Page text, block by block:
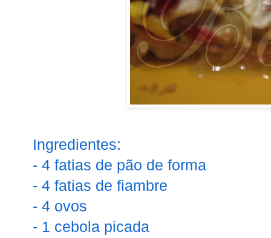
Ingredientes:
- 4 fatias de pão de forma
- 4 fatias de fiambre
- 4 ovos
- 1 cebola picada